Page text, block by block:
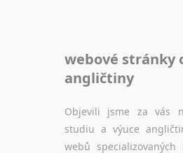
webové stránky
angličtiny
Objevili jsme za vás
studiu a výuce
webů